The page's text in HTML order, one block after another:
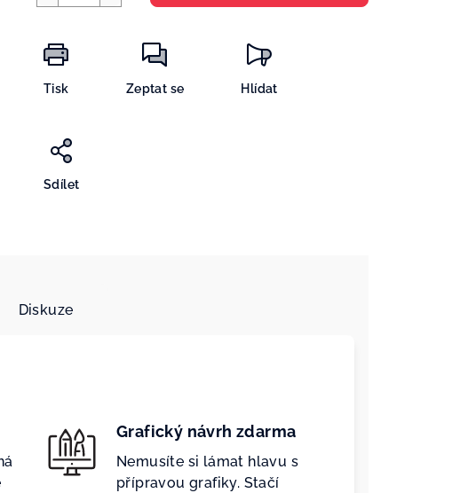
Tisk Zeptat se Hlídat
Sdílet
Diskuze
Grafický návrh zdarma
Nemusíte si lámat hlavu s
přípravou grafiky. Stačí